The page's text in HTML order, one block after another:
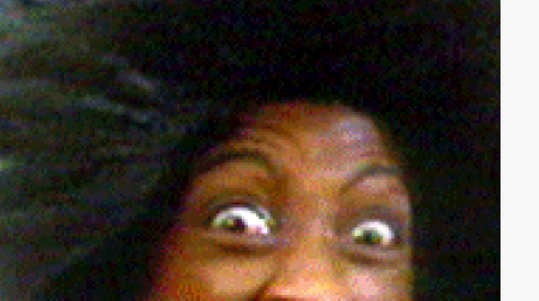
gemacht. Nun wird es schwierig für ihn, seinen Kopf
wieder aus der Schlinge zu ziehen…